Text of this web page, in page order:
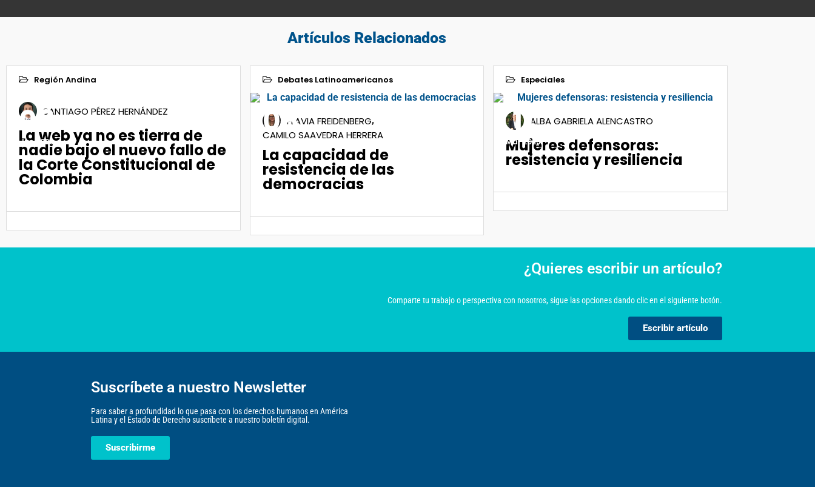
Artículos Relacionados
Región Andina
08
Jun 2026
SANTIAGO PÉREZ HERNÁNDEZ
La web ya no es tierra de
nadie bajo el nuevo fallo de
la Corte Constitucional de
Colombia
Debates Latinoamericanos
08
Jul 2020
FLAVIA FREIDENBERG,
CAMILO SAAVEDRA HERRERA
La capacidad de
resistencia de las
democracias
Especiales
11
Mar 2025
ALBA GABRIELA ALENCASTRO
Mujeres defensoras:
resistencia y resiliencia
¿Quieres escribir un artículo?
Comparte tu trabajo o perspectiva con nosotros, sigue las opciones dando clic en el siguiente botón.
Escribir artículo
Suscríbete a nuestro Newsletter
Para saber a profundidad lo que pasa con los derechos humanos en América
Latina y el Estado de Derecho suscríbete a nuestro boletín digital.
Suscribirme